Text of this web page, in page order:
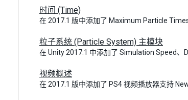
时间 (Time)
在 2017.1 版中添加了 Maximum Particle
粒子系统 (Particle System) 主模块
在 Unity 2017.1 中添加了 Simulation Speed
视频概述
在 2017.1 版中添加了 PS4 视频播放器支持